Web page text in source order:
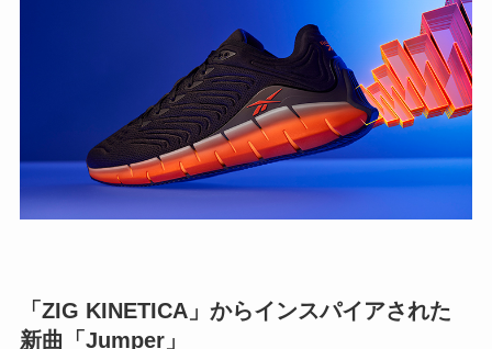
「ZIG KINETICA」からインスパイアされた
新曲「Jumper」